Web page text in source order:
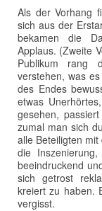
Als der Vorhang
sich aus der
bekamen die
Applaus. (Zweite
Publikum rang
verstehen, was
des Endes
etwas
gesehen,
zumal man sich
alle Beteiligten
die
beeindruckend
sich getrost
kreiert zu haben.
vergisst.